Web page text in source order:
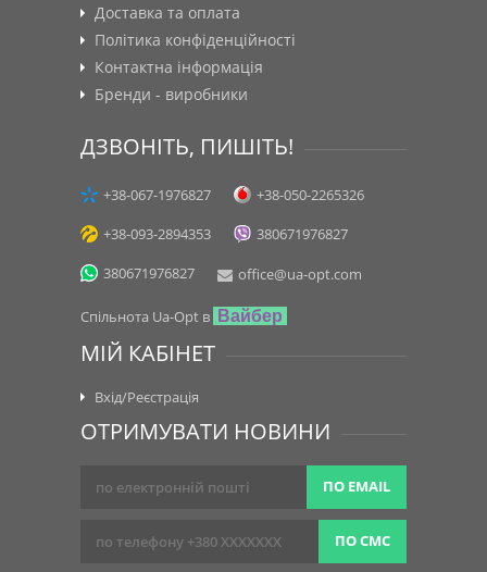
Доставка та оплата
Політика конфіденційності
Контактна інформація
Бренди - виробники
ДЗВОНІТЬ, ПИШІТЬ!
+38-067-1976827
+38-050-2265326
+38-093-2894353
380671976827
380671976827
office@ua-opt.com
Спільнота Ua-Opt в Вайбер
МІЙ КАБІНЕТ
Вхід/Реєстрація
ОТРИМУВАТИ НОВИНИ
ПО EMAIL
ПО СМС